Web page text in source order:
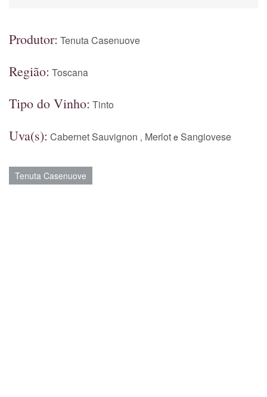
Produtor: Tenuta Casenuove
Região: Toscana
Tipo do Vinho: Tinto
Uva(s): Cabernet Sauvignon , Merlot e Sangiovese
Tenuta Casenuove